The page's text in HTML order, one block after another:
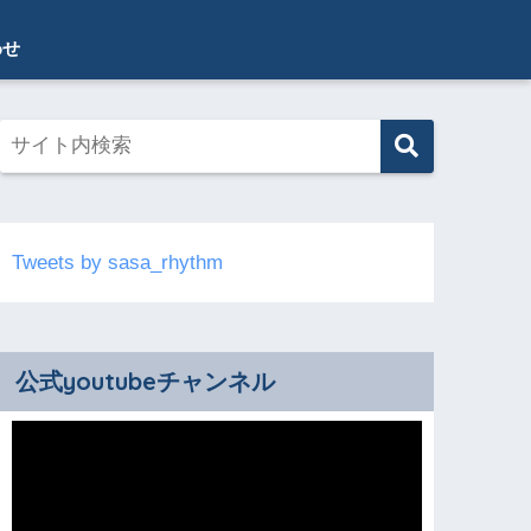
Tweets by sasa_rhythm
公式youtubeチャンネル